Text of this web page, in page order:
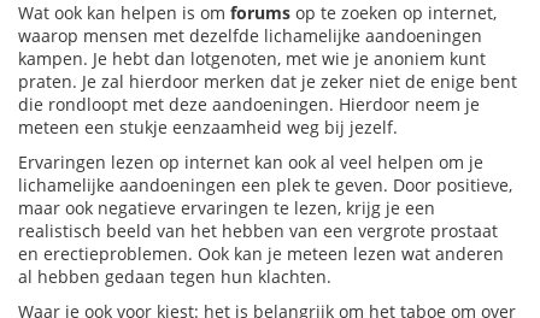
Wat ook kan helpen is om forums op te zoeken op internet,
waarop mensen met dezelfde lichamelijke aandoeningen
kampen. Je hebt dan lotgenoten, met wie je anoniem kunt
praten. Je zal hierdoor merken dat je zeker niet de enige bent
die rondloopt met deze aandoeningen. Hierdoor neem je
meteen een stukje eenzaamheid weg bij jezelf.
Ervaringen lezen op internet kan ook al veel helpen om je
lichamelijke aandoeningen een plek te geven. Door positieve,
maar ook negatieve ervaringen te lezen, krijg je een
realistisch beeld van het hebben van een vergrote prostaat
en erectieproblemen. Ook kan je meteen lezen wat anderen
al hebben gedaan tegen hun klachten.
Waar je ook voor kiest: het is belangrijk om het taboe om over